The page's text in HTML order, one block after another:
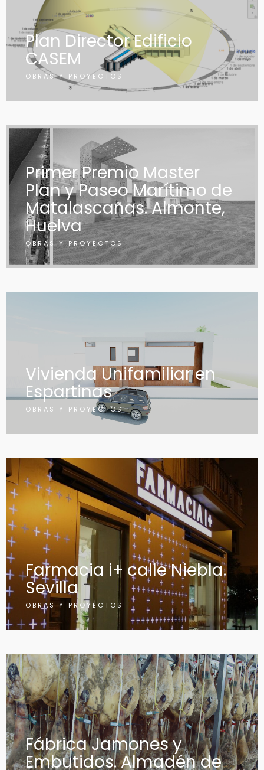
Plan Director Edificio
CASEM
OBRAS Y PROYECTOS
Primer Premio Master
Plan y Paseo Marítimo de
Matalascañas. Almonte,
Huelva
OBRAS Y PROYECTOS
Vivienda Unifamiliar en
Espartinas
OBRAS Y PROYECTOS
Farmacia i+ calle Niebla.
Sevilla
OBRAS Y PROYECTOS
Fábrica Jamones y
Embutidos. Almadén de